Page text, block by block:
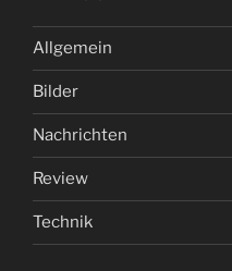
Allgemein
Bilder
Nachrichten
Review
Technik